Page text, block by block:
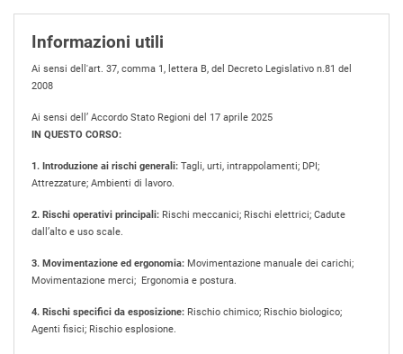
Informazioni utili
Ai sensi dell'art. 37, comma 1, lettera B, del Decreto Legislativo n.81 del
2008
Ai sensi dell’ Accordo Stato Regioni del 17 aprile 2025
IN QUESTO CORSO:
1. Introduzione ai rischi generali: Tagli, urti, intrappolamenti; DPI;
Attrezzature; Ambienti di lavoro.
2. Rischi operativi principali: Rischi meccanici; Rischi elettrici; Cadute
dall’alto e uso scale.
3. Movimentazione ed ergonomia: Movimentazione manuale dei carichi;
Movimentazione merci; Ergonomia e postura.
4. Rischi specifici da esposizione: Rischio chimico; Rischio biologico;
Agenti fisici; Rischio esplosione.